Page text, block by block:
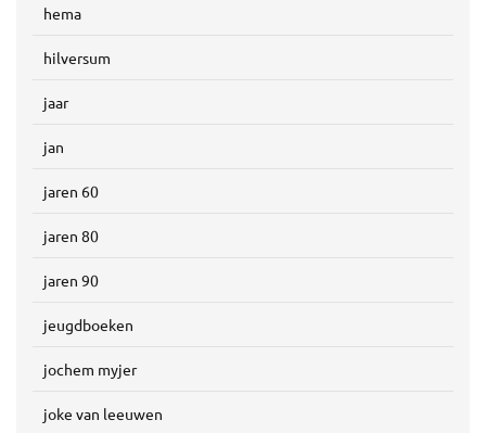
hema
hilversum
jaar
jan
jaren 60
jaren 80
jaren 90
jeugdboeken
jochem myjer
joke van leeuwen